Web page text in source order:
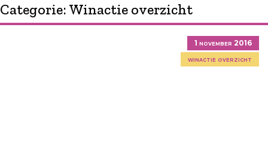
Categorie: Winactie overzicht
1 november 2016
winactie overzicht